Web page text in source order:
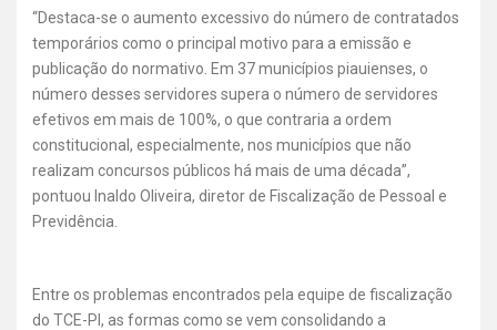
“Destaca-se o aumento excessivo do número de contratados
temporários como o principal motivo para a emissão e
publicação do normativo. Em 37 municípios piauienses, o
número desses servidores supera o número de servidores
efetivos em mais de 100%, o que contraria a ordem
constitucional, especialmente, nos municípios que não
realizam concursos públicos há mais de uma década”,
pontuou Inaldo Oliveira, diretor de Fiscalização de Pessoal e
Previdência.
Entre os problemas encontrados pela equipe de fiscalização
do TCE-PI, as formas como se vem consolidando a